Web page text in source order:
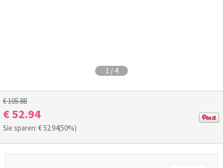
1 / 4
€ 105.88
€ 52.94
Sie sparen: €52.94(50%)